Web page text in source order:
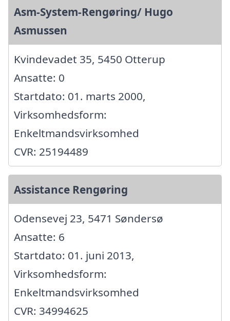
Asm-System-Rengøring/ Hugo
Asmussen
Kvindevadet 35, 5450 Otterup
Ansatte: 0
Startdato: 01. marts 2000,
Virksomhedsform:
Enkeltmandsvirksomhed
CVR: 25194489
Assistance Rengøring
Odensevej 23, 5471 Søndersø
Ansatte: 6
Startdato: 01. juni 2013,
Virksomhedsform:
Enkeltmandsvirksomhed
CVR: 34994625